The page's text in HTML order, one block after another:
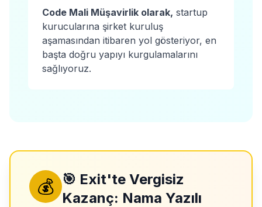
Code Mali Müşavirlik olarak, startup
kurucularına şirket kuruluş
aşamasından itibaren yol gösteriyor, en
başta doğru yapıyı kurgulamalarını
sağlıyoruz.
💰 🎯 Exit'te Vergisiz
Kazanç: Nama Yazılı